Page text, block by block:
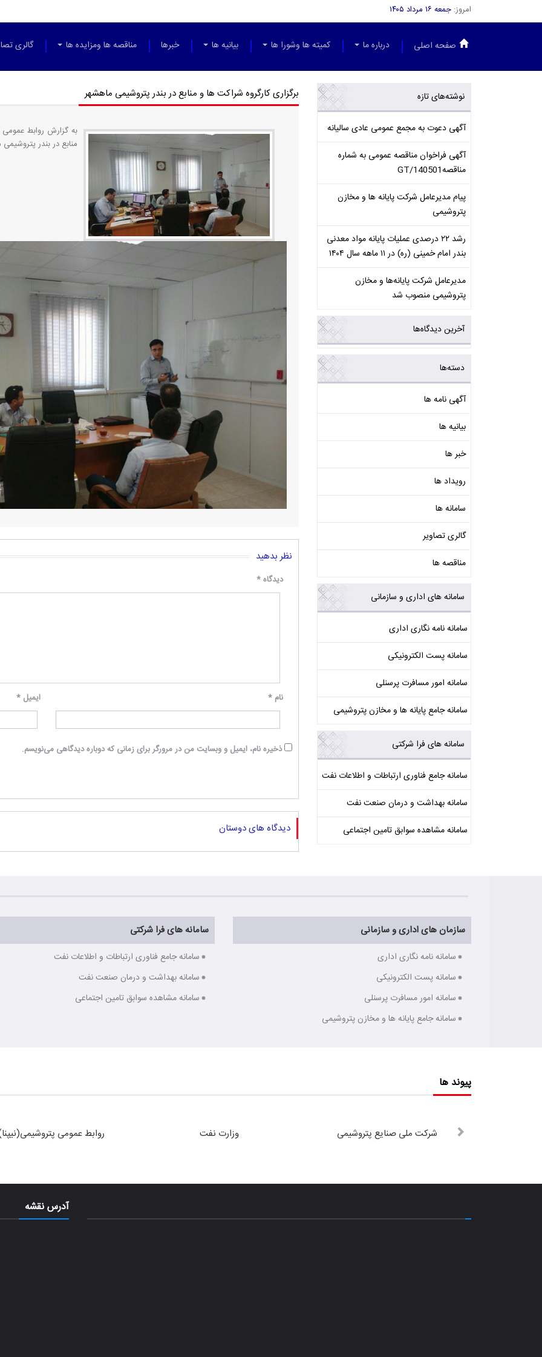
امروز: جمعه ۱۶ مرداد ۱۴۰۵
صفحه اصلی درباره ما کمیته ها وشورا ها بیانیه ها خبرها مناقصه ها ومزایده ها گالری
نوشته‌های تازه
آگهی دعوت به مجمع عمومی عادی سالیانه
آگهی فراخوان مناقصه عمومی به شماره
مناقصهGT/140501
پیام مدیرعامل شرکت پایانه ها و مخازن
پتروشیمی
رشد ۲۲ درصدی عملیات پایانه مواد معدنی
بندر امام خمینی (ره) در ۱۱ ماهه سال ۱۴۰۴
مدیرعامل شرکت پایانه‌ها و مخازن
پتروشیمی منصوب شد
آخرین دیدگاه‌ها
دسته‌ها
آگهی نامه ها
بیانیه ها
خبر ها
رویداد ها
سامانه ها
گالری تصاویر
مناقصه ها
سامانه های اداری و سازمانی
سامانه نامه نگاری اداری
سامانه پست الکترونیکی
سامانه امور مسافرت پرسنلی
سامانه جامع پایانه ها و مخازن پتروشیمی
سامانه های فرا شرکتی
سامانه جامع فناوری ارتباطات و اطلاعات نفت
سامانه بهداشت و درمان صنعت نفت
سامانه مشاهده سوابق تامین اجتماعی
برگزاری کارگروه شراکت ها و منابع در بندر پتروشیمی ماهشهر
به گزارش روابط
منابع در بندر پتروشیمی ماهشهر
نظر بدهید
دیدگاه*
نام * ایمیل*
ذخیره نام، ایمیل و وبسایت من در مرورگر برای زمانی که دوباره دیدگاهی می‌نویسم.
دیدگاه های دوستان
سازمان های اداری و سازمانی
سامانه نامه نگاری اداری
سامانه پست الکترونیکی
سامانه امور مسافرت پرسنلی
سامانه جامع پایانه ها و مخازن پتروشیمی
سامانه های فرا شرکتی
سامانه جامع فناوری ارتباطات و اطلاعات نفت
سامانه بهداشت و درمان صنعت نفت
سامانه مشاهده سوابق تامین اجتماعی
پیوند ها
شرکت ملی صنایع پتروشیمی وزارت نفت روابط عمومی
آدرس نقشه